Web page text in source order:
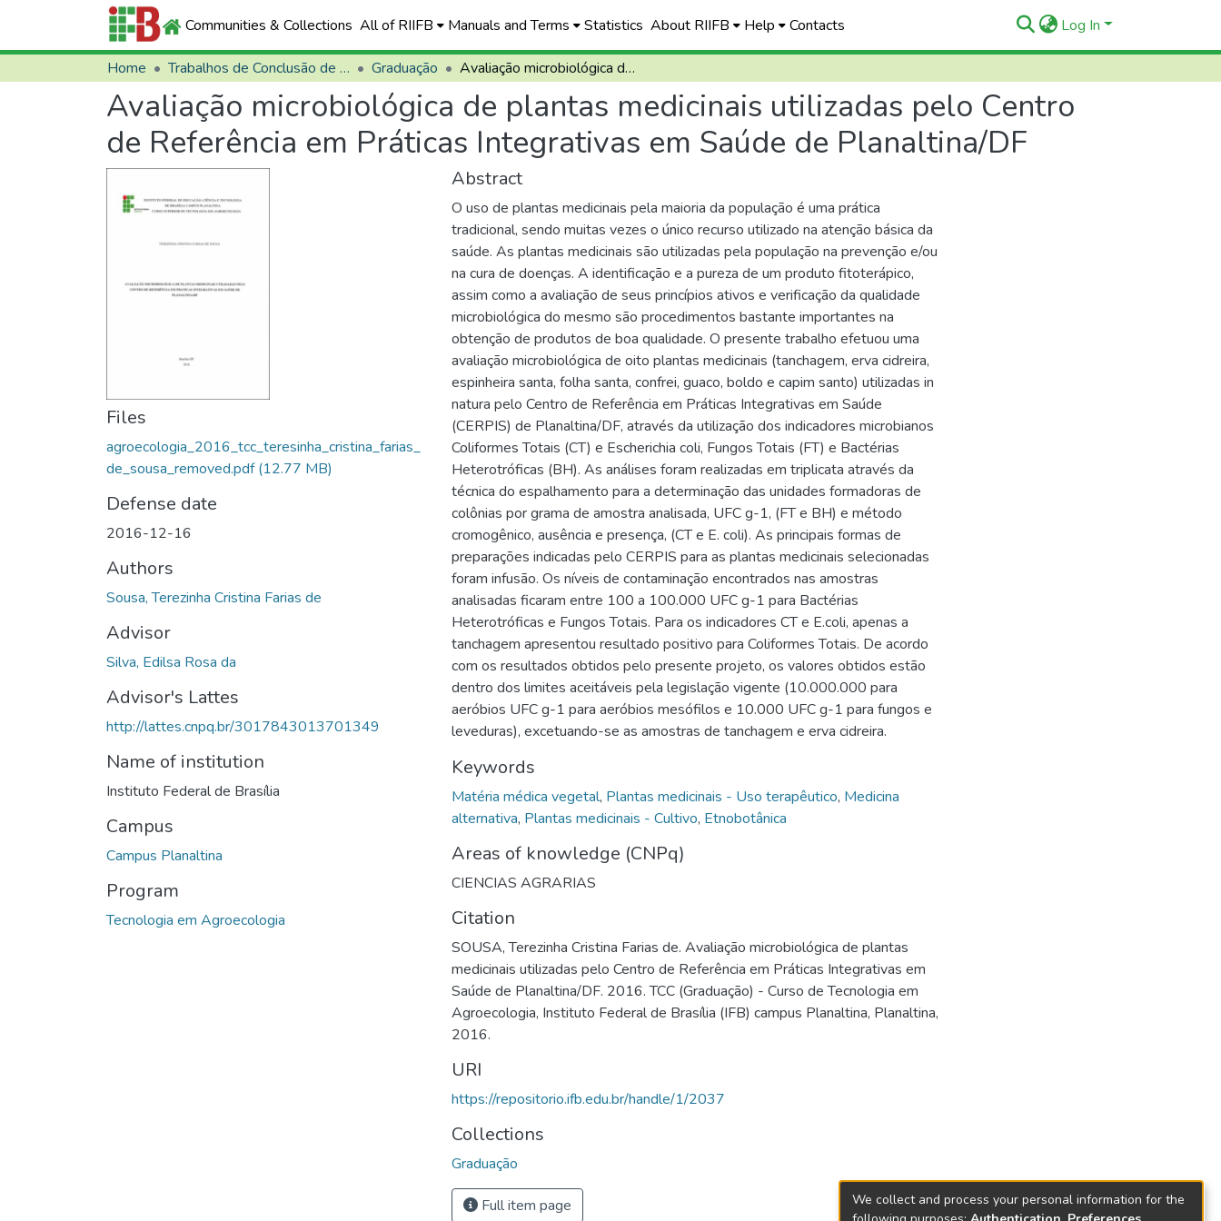
Communities & Collections All of RIIFB Manuals and Terms Statistics About RIIFB Help Contacts Log In
Home Trabalhos de Conclusão de Curso (TCCs) Graduação Avaliação microbiológica de plantas medicinais utilizadas pelo Centro de Referência em Práticas Integrativas em Saúde de Planaltina/DF
Avaliação microbiológica de plantas medicinais utilizadas pelo Centro
de Referência em Práticas Integrativas em Saúde de Planaltina/DF
Files
agroecologia_2016_tcc_teresinha_cristina_farias_
de_sousa_removed.pdf(12.77 MB)
Defense date
2016-12-16
Authors
Sousa, Terezinha Cristina Farias de
Advisor
Silva, Edilsa Rosa da
Advisor's Lattes
http://lattes.cnpq.br/3017843013701349
Name of institution
Instituto Federal de Brasília
Campus
Campus Planaltina
Program
Tecnologia em Agroecologia
Abstract
O uso de plantas medicinais pela maioria da população é uma prática
tradicional, sendo muitas vezes o único recurso utilizado na atenção básica da
saúde. As plantas medicinais são utilizadas pela população na prevenção e/ou
na cura de doenças. A identificação e a pureza de um produto fitoterápico,
assim como a avaliação de seus princípios ativos e verificação da qualidade
microbiológica do mesmo são procedimentos bastante importantes na
obtenção de produtos de boa qualidade. O presente trabalho efetuou uma
avaliação microbiológica de oito plantas medicinais (tanchagem, erva cidreira,
espinheira santa, folha santa, confrei, guaco, boldo e capim santo) utilizadas in
natura pelo Centro de Referência em Práticas Integrativas em Saúde
(CERPIS) de Planaltina/DF, através da utilização dos indicadores microbianos
Coliformes Totais (CT) e Escherichia coli, Fungos Totais (FT) e Bactérias
Heterotróficas (BH). As análises foram realizadas em triplicata através da
técnica do espalhamento para a determinação das unidades formadoras de
colônias por grama de amostra analisada, UFC g-1, (FT e BH) e método
cromogênico, ausência e presença, (CT e E. coli). As principais formas de
preparações indicadas pelo CERPIS para as plantas medicinais selecionadas
foram infusão. Os níveis de contaminação encontrados nas amostras
analisadas ficaram entre 100 a 100.000 UFC g-1 para Bactérias
Heterotróficas e Fungos Totais. Para os indicadores CT e E.coli, apenas a
tanchagem apresentou resultado positivo para Coliformes Totais. De acordo
com os resultados obtidos pelo presente projeto, os valores obtidos estão
dentro dos limites aceitáveis pela legislação vigente (10.000.000 para
aeróbios UFC g-1 para aeróbios mesófilos e 10.000 UFC g-1 para fungos e
leveduras), excetuando-se as amostras de tanchagem e erva cidreira.
Keywords
Matéria médica vegetal, Plantas medicinais - Uso terapêutico, Medicina
alternativa, Plantas medicinais - Cultivo, Etnobotânica
Areas of knowledge (CNPq)
CIENCIAS AGRARIAS
Citation
SOUSA, Terezinha Cristina Farias de. Avaliação microbiológica de plantas
medicinais utilizadas pelo Centro de Referência em Práticas Integrativas em
Saúde de Planaltina/DF. 2016. TCC (Graduação) - Curso de Tecnologia em
Agroecologia, Instituto Federal de Brasília (IFB) campus Planaltina, Planaltina,
2016.
URI
https://repositorio.ifb.edu.br/handle/1/2037
Collections
Graduação
Full item page
We collect and process your personal information for the